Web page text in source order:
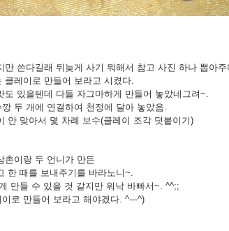
만 쓴다길래 뒤늦게 사기 뭐해서 참고 사진 하나 뽑아주
클레이로 만들어 보라고 시켰다.
도 있을텐데 다들 자그마하게 만들어 놓았네그려~.
두 개에 연결하여 천정에 달아 놓았음.
안 맞아서 몇 차례 보수(클레이 조각 덧붙이기)
촌이랑 두 언니가 만든
한 때를 보내주기를 바라노니~.
만들 수 있을 것 같지만 워낙 바빠서~. ^^;;
로 만들어 보라고 해야겠다. ^---^)